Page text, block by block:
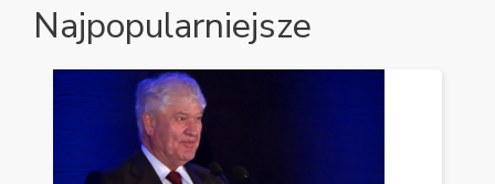
Najpopularniejsze